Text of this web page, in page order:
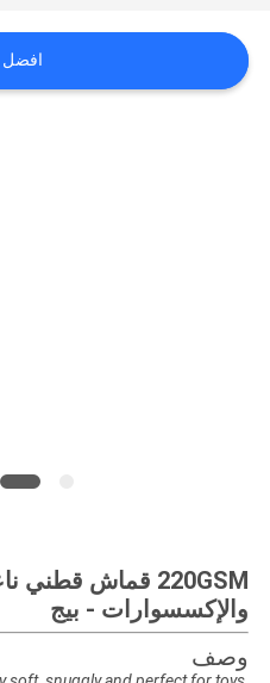
أخبار
افضل
والإكسسوارات - بيج
وصف